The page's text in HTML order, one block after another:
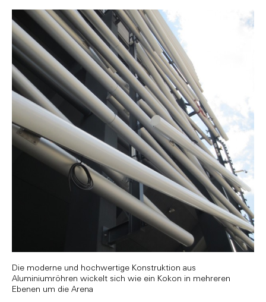
Die moderne und hochwertige Konstruktion aus
Aluminiumröhren wickelt sich wie ein Kokon in mehreren
Ebenen um die Arena